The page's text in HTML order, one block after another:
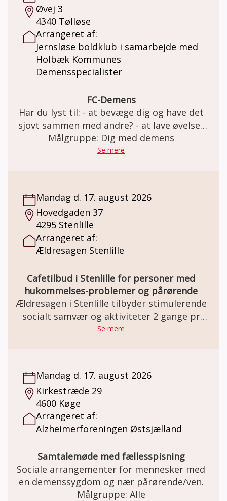
Øvej 3
4340 Tølløse
Arrangeret af:
Jernsløse boldklub i samarbejde med
Holbæk Kommunes
Demensspecialister
FC-Demens
Har du lyst til: - at bevæge dig og have det
sjovt sammen med andre? - at lave øvelser
med og uden bold i et trygt fællesskab? Så
er FC Demens i Jernløse BK lige noget for
demenslignende symptomer og demens i
tidligt stadie. Tag gerne din ven eller
pårørende med. Der tages hensyn til hver
enkelt spiller og vi passer vi på hinanden.
Målgruppe: Dig med demens
Se mere
Mandag d. 17. august 2026
Hovedgaden 37
4295 Stenlille
Arrangeret af:
Ældresagen Stenlille
Cafetilbud i Stenlille for personer med
hukommelses-problemer og pårørende
Ældresagen i Stenlille tilbyder stimulerende
socialt samvær og aktiviteter 2 gange pr
måned.
Se mere
Mandag d. 17. august 2026
Kirkestræde 29
4600 Køge
Arrangeret af:
Alzheimerforeningen Østsjælland
Samtalemøde med fællesspisning
Sociale arrangementer for mennesker med
en demenssygdom og nær pårørende/ven.
Målgruppe: Alle